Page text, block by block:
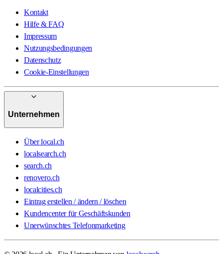
Kontakt
Hilfe & FAQ
Impressum
Nutzungsbedingungen
Datenschutz
Cookie-Einstellungen
Unternehmen
Über local.ch
localsearch.ch
search.ch
renovero.ch
localcities.ch
Eintrag erstellen / ändern / löschen
Kundencenter für Geschäftskunden
Unerwünschtes Telefonmarketing